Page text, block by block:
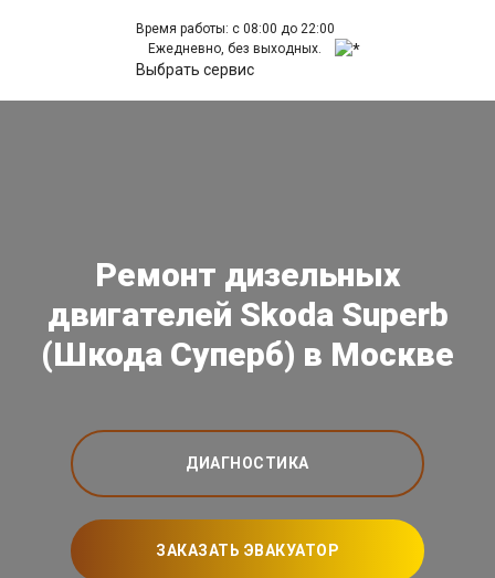
Время работы: с 08:00 до 22:00
Ежедневно, без выходных.
Выбрать сервис
Ремонт дизельных
двигателей Skoda Superb
(Шкода Суперб) в Москве
ДИАГНОСТИКА
ЗАКАЗАТЬ ЭВАКУАТОР